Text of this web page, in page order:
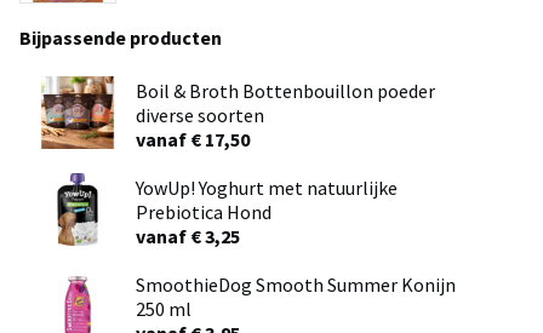
Bijpassende producten
Boil & Broth Bottenbouillon poeder
diverse soorten
vanaf € 17,50
YowUp! Yoghurt met natuurlijke
Prebiotica Hond
vanaf € 3,25
SmoothieDog Smooth Summer Konijn
250 ml